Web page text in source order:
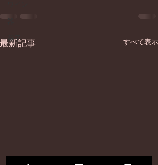
ワイン
器
菓子
最新記事 すべて表示